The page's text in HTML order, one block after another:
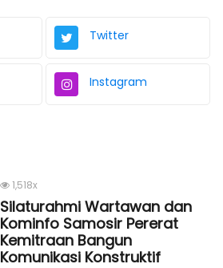
Twitter
Instagram
1,518x
Silaturahmi Wartawan dan
Kominfo Samosir Pererat
Kemitraan Bangun
Komunikasi Konstruktif